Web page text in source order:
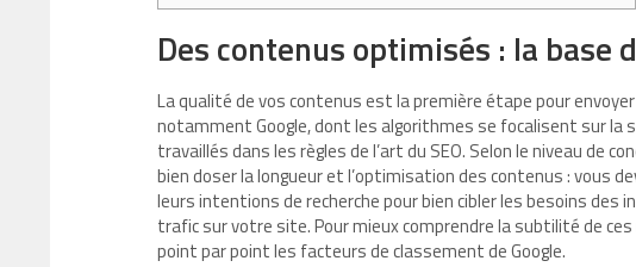
Des contenus optimisés : la
La qualité de vos contenus est la première étape pour
notamment Google, dont les algorithmes se focalisent sur
travaillés dans les règles de l’art du SEO. Selon le niveau de
bien doser la longueur et l’optimisation des contenus : vous
leurs intentions de recherche pour bien cibler les besoins
trafic sur votre site. Pour mieux comprendre la subtilité de
point par point les facteurs de classement de Google.